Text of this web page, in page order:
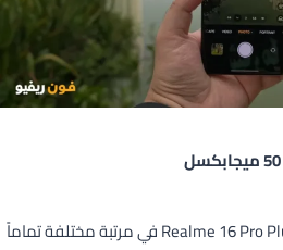
هذه هي النقطة التي تضع Realme 16 Pro Plus في مرتبة مختلفة تماماً